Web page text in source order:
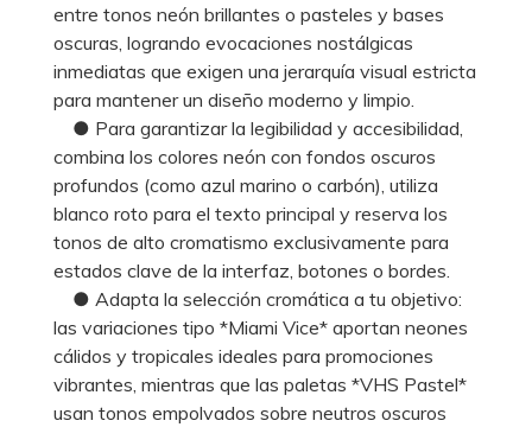
entre tonos neón brillantes o pasteles y bases
oscuras, logrando evocaciones nostálgicas
inmediatas que exigen una jerarquía visual estricta
para mantener un diseño moderno y limpio.
● Para garantizar la legibilidad y accesibilidad,
combina los colores neón con fondos oscuros
profundos (como azul marino o carbón), utiliza
blanco roto para el texto principal y reserva los
tonos de alto cromatismo exclusivamente para
estados clave de la interfaz, botones o bordes.
● Adapta la selección cromática a tu objetivo:
las variaciones tipo *Miami Vice* aportan neones
cálidos y tropicales ideales para promociones
vibrantes, mientras que las paletas *VHS Pastel*
usan tonos empolvados sobre neutros oscuros